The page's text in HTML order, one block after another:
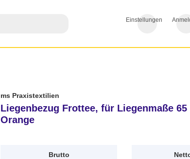
Einstellungen
ms Praxistextilien
Liegenbezug Frottee, für Liegenmaße 65
Orange
Brutto